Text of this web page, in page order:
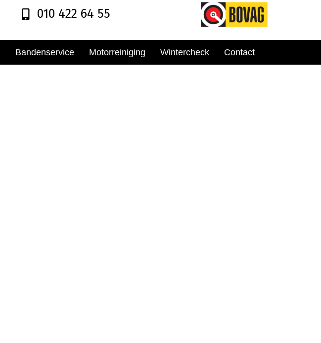
010 422 64 55
Bandenservice Motorreiniging Wintercheck Contact